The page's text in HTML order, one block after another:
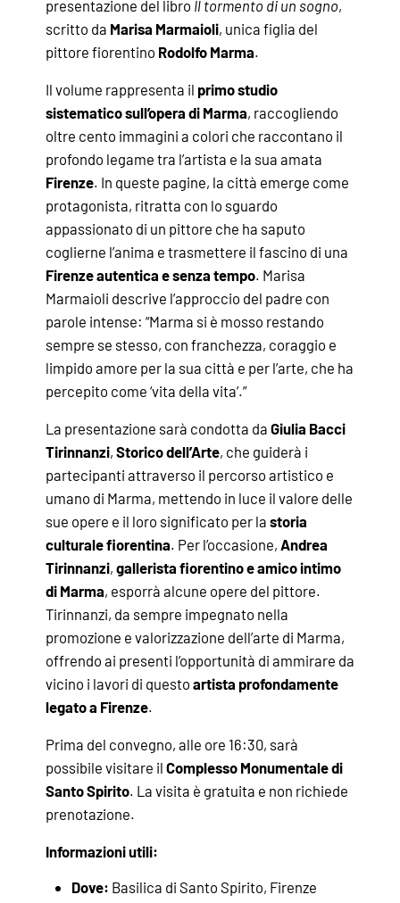
presentazione del libro Il tormento di un sogno,
scritto da Marisa Marmaioli, unica figlia del
pittore fiorentino Rodolfo Marma.
Il volume rappresenta il primo studio
sistematico sull’opera di Marma, raccogliendo
oltre cento immagini a colori che raccontano il
profondo legame tra l’artista e la sua amata
Firenze. In queste pagine, la città emerge come
protagonista, ritratta con lo sguardo
appassionato di un pittore che ha saputo
coglierne l’anima e trasmettere il fascino di una
Firenze autentica e senza tempo. Marisa
Marmaioli descrive l’approccio del padre con
parole intense: “Marma si è mosso restando
sempre se stesso, con franchezza, coraggio e
limpido amore per la sua città e per l’arte, che ha
percepito come ‘vita della vita’.”
La presentazione sarà condotta da Giulia Bacci
Tirinnanzi, Storico dell’Arte, che guiderà i
partecipanti attraverso il percorso artistico e
umano di Marma, mettendo in luce il valore delle
sue opere e il loro significato per la storia
culturale fiorentina. Per l’occasione, Andrea
Tirinnanzi, gallerista fiorentino e amico intimo
di Marma, esporrà alcune opere del pittore.
Tirinnanzi, da sempre impegnato nella
promozione e valorizzazione dell’arte di Marma,
offrendo ai presenti l’opportunità di ammirare da
vicino i lavori di questo artista profondamente
legato a Firenze.
Prima del convegno, alle ore 16:30, sarà
possibile visitare il Complesso Monumentale di
Santo Spirito. La visita è gratuita e non richiede
prenotazione.
Informazioni utili:
Dove: Basilica di Santo Spirito, Firenze